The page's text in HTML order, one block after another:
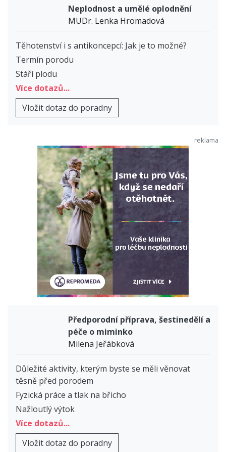
Neplodnost a umělé oplodnění
MUDr. Lenka Hromadová
Těhotenství i s antikoncepcí: Jak je to možné?
Termín porodu
Stáří plodu
Více dotazů...
Vložit dotaz do poradny
Předporodní příprava, šestinedělí a
péče o miminko
Milena Jeřábková
Důležité aktivity, kterým byste se měli věnovat
těsně před porodem
Fyzická práce a tlak na břicho
Nažloutlý výtok
Více dotazů...
Vložit dotaz do poradny